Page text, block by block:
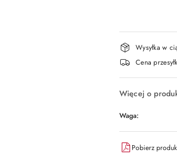
i
dostawa
Wysyłka w
Cena
Więcej o
Waga:
Pobierz